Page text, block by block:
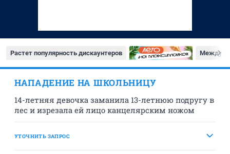
Растет популярность дискаунтеров
НАПАДЕНИЕ НА ШКОЛЬНИЦУ
14-летняя девочка заманила 13-летнюю подругу в
лес и изрезала ей лицо канцелярским ножом
УТОЧНИТЬ ЗАПРОС